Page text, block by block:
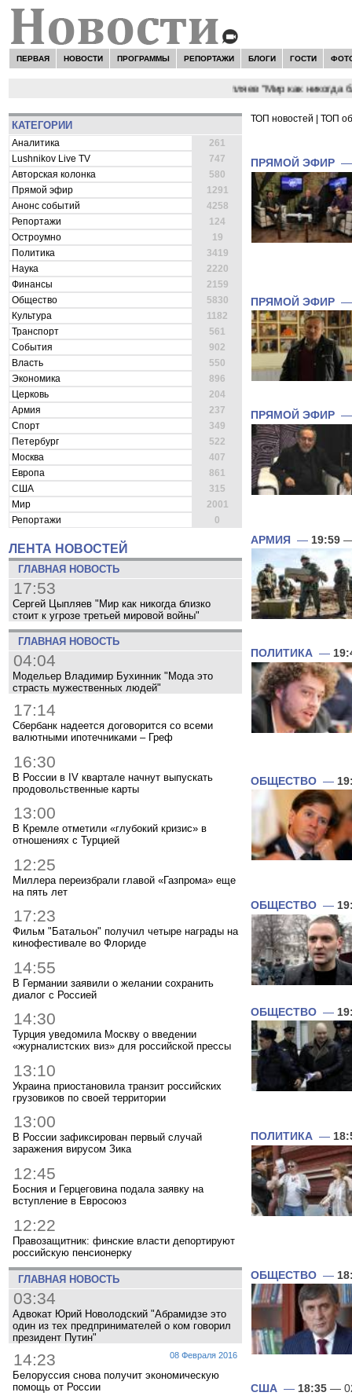
ПЕРВАЯ НОВОСТИ ПРОГРАММЫ РЕПОРТАЖИ БЛОГИ ГОСТИ
Сергей Цыпляев "Мир как никогда близко
КАТЕГОРИИ
Аналитика
261
Lushnikov Live TV
747
Авторская колонка
580
Прямой эфир
1291
Анонс событий
4258
Репортажи
124
Остроумно
19
Политика
3419
Наука
2220
Финансы
2159
Общество
5830
Культура
1182
Транспорт
561
События
902
Власть
550
Экономика
896
Церковь
204
Армия
237
Спорт
349
Петербург
522
Москва
407
Европа
861
США
315
Мир
2001
Репортажи
0
ЛЕНТА НОВОСТЕЙ
ГЛАВНАЯ НОВОСТЬ
17:53
Сергей Цыпляев "Мир как никогда близко
стоит к угрозе третьей мировой войны"
ГЛАВНАЯ НОВОСТЬ
04:04
Модельер Владимир Бухинник "Мода это
страсть мужественных людей"
17:14
Сбербанк надеется договорится со всеми
валютными ипотечниками – Греф
16:30
В России в IV квартале начнут выпускать
продовольственные карты
13:00
В Кремле отметили «глубокий кризис» в
отношениях с Турцией
12:25
Миллера переизбрали главой «Газпрома» еще
на пять лет
17:23
Фильм "Батальон" получил четыре награды на
кинофестивале во Флориде
14:55
В Германии заявили о желании сохранить
диалог с Россией
14:30
Турция уведомила Москву о введении
«журналистских виз» для российской прессы
13:10
Украина приостановила транзит российских
грузовиков по своей территории
13:00
В России зафиксирован первый случай
заражения вирусом Зика
12:45
Босния и Герцеговина подала заявку на
вступление в Евросоюз
12:22
Правозащитник: финские власти депортируют
российскую пенсионерку
ГЛАВНАЯ НОВОСТЬ
03:34
Адвокат Юрий Новолодский "Абрамидзе это
один из тех предпринимателей о ком говорил
президент Путин"
08 Февраля 2016
14:23
Белоруссия снова получит экономическую
помощь от России
ТОП новостей ТОП
ПРЯМОЙ ЭФИР
ПРЯМОЙ ЭФИР
ПРЯМОЙ ЭФИР
АРМИЯ — 19:59
ПОЛИТИКА —
ОБЩЕСТВО —
ОБЩЕСТВО —
ОБЩЕСТВО —
ПОЛИТИКА —
ОБЩЕСТВО —
США — 18:35 —